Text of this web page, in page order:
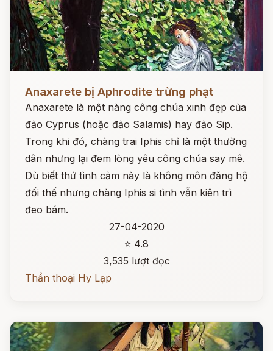
Anaxarete bị Aphrodite trừng phạt
Anaxarete là một nàng công chúa xinh đẹp của
đảo Cyprus (hoặc đảo Salamis) hay đảo Sip.
Trong khi đó, chàng trai Iphis chỉ là một thường
dân nhưng lại đem lòng yêu công chúa say mê.
Dù biết thứ tình cảm này là không môn đăng hộ
đối thế nhưng chàng Iphis si tình vẫn kiên trì
đeo bám.
27-04-2020
⭐ 4.8
3,535 lượt đọc
Thần thoại Hy Lạp